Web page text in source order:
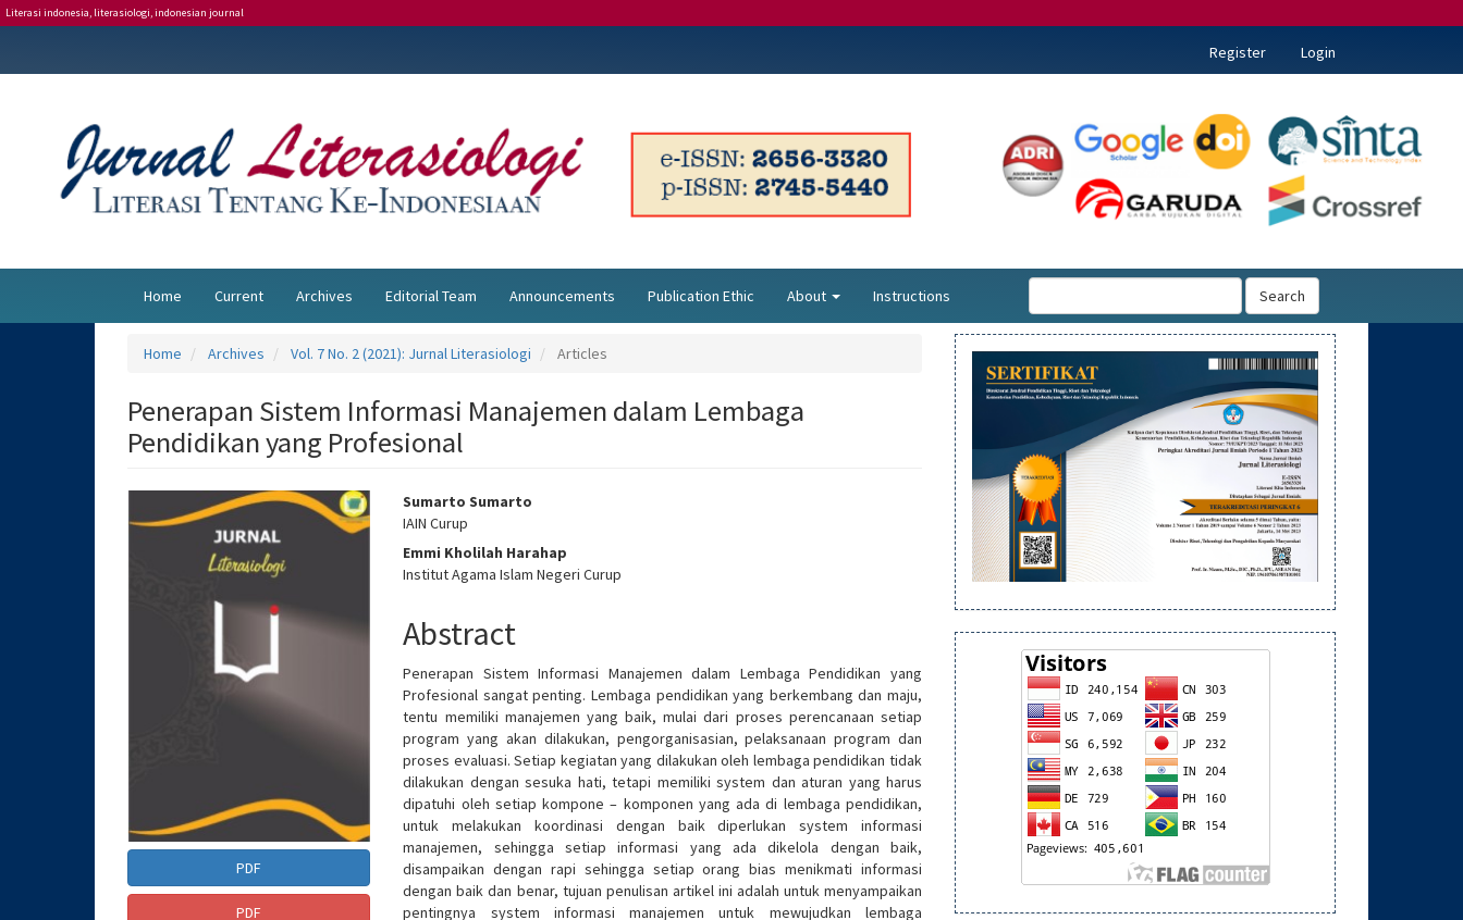
Literasi indonesia, literasiologi, indonesian journal
Main
Sidebar
Register Login
Home Current Archives Editorial Team Announcements Publication Ethic About Instructions Search
Home Archives Vol. 7 No. 2 (2021): Jurnal Literasiologi Articles
Penerapan Sistem Informasi Manajemen dalam Lembaga
Pendidikan yang Profesional
Article
Sidebar
PDF
PDF
Main
Article
Content
Sumarto Sumarto
IAIN Curup
Emmi Kholilah Harahap
Institut Agama Islam Negeri Curup
Abstract
Penerapan Sistem Informasi Manajemen dalam Lembaga Pendidikan yang
Profesional sangat penting. Lembaga pendidikan yang berkembang dan maju,
tentu memiliki manajemen yang baik, mulai dari proses perencanaan setiap
program yang akan dilakukan, pengorganisasian, pelaksanaan program dan
proses evaluasi. Setiap kegiatan yang dilakukan oleh lembaga pendidikan tidak
dilakukan dengan sesuka hati, tetapi memiliki system dan aturan yang harus
dipatuhi oleh setiap kompone – komponen yang ada di lembaga pendidikan,
untuk melakukan koordinasi dengan baik diperlukan system informasi
manajemen, sehingga setiap informasi yang ada dikelola dengan baik,
disampaikan dengan rapi sehingga setiap orang bias menikmati informasi
dengan baik dan benar, tujuan penulisan artikel ini adalah untuk menyampaikan
pentingnya system informasi manajemen untuk mewujudkan lembaga